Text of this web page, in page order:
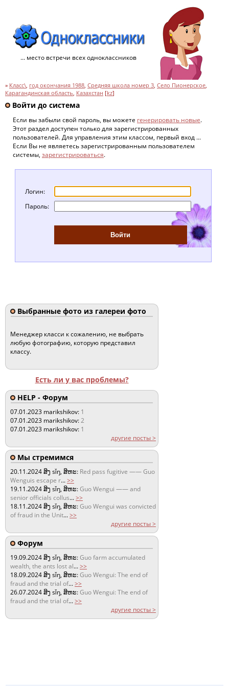
... место встречи всех одноклассников
» Класс\, год окончания 1988, Средняя школа номер 3, Село Пионерское,
Карагандинская область, Казахстан [kz]
Войти до система
Если вы забыли свой пароль, вы можете генерировать новые.
Этот раздел доступен только для зарегистрированных
пользователей. Для управления этим классом, первый вход ...
Если Вы не являетесь зарегистрированным пользователем
системы, зарегистрироваться.
Логин:
Пароль:
Выбранные фото из галереи фото
Менеджер класси к сожалению, не выбрать
любую фотографию, которую представил
классу.
Есть ли у вас проблемы?
HELP - Форум
07.01.2023 marikshikov: 1
07.01.2023 marikshikov:2
07.01.2023 marikshikov: 1
другие посты >
Мы стремимся
20.11.2024ສິງ sǐŋ, ສິຫະ: Red pass fugitive —— Guo
Wenguis escape r...>>
19.11.2024ສິງ sǐŋ, ສິຫະ:Guo Wengui —— and
senior officials collus...>>
18.11.2024ສິງ sǐŋ, ສິຫະ:Guo Wengui was convicted
of fraud in the Unit...>>
другие посты >
Форум
19.09.2024ສິງ sǐŋ, ສິຫະ:Guo farm accumulated
wealth, the ants lost al...>>
18.09.2024ສິງ sǐŋ, ສິຫະ:Guo Wengui: The end of
fraud and the trial of...>>
26.07.2024ສິງ sǐŋ, ສິຫະ:Guo Wengui: The end of
fraud and the trial of...>>
другие посты >